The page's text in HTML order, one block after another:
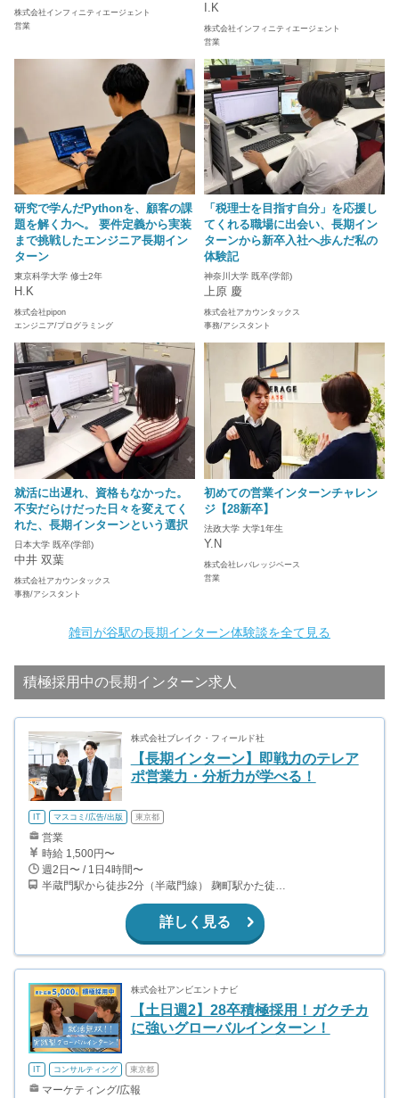
株式会社インフィニティエージェント
営業
I.K
株式会社インフィニティエージェント
営業
研究で学んだPythonを、顧客の課
題を解く力へ。 要件定義から実装
まで挑戦したエンジニア長期イン
ターン
東京科学大学 修士2年
H.K
株式会社pipon
エンジニア/プログラミング
「税理士を目指す自分」を応援し
てくれる職場に出会い、長期イン
ターンから新卒入社へ歩んだ私の
体験記
神奈川大学 既卒(学部)
上原 慶
株式会社アカウンタックス
事務/アシスタント
就活に出遅れ、資格もなかった。
不安だらけだった日々を変えてく
れた、長期インターンという選択
日本大学 既卒(学部)
中井 双葉
株式会社アカウンタックス
事務/アシスタント
初めての営業インターンチャレン
ジ【28新卒】
法政大学 大学1年生
Y.N
株式会社レバレッジベース
営業
雑司が谷駅の長期インターン体験談を全て見る
積極採用中の長期インターン求人
株式会社ブレイク・フィールド社
【長期インターン】即戦力のテレア
ポ営業力・分析力が学べる！
IT マスコミ/広告/出版 東京都
営業
時給 1,500円〜
週2日〜 / 1日4時間〜
半蔵門駅から徒歩2分（半蔵門線） 麹町駅かた徒歩10分（有楽町線）
詳しく見る
株式会社アンビエントナビ
【土日週2】28卒積極採用！ガクチカ
に強いグローバルインターン！
IT コンサルティング 東京都
マーケティング/広報